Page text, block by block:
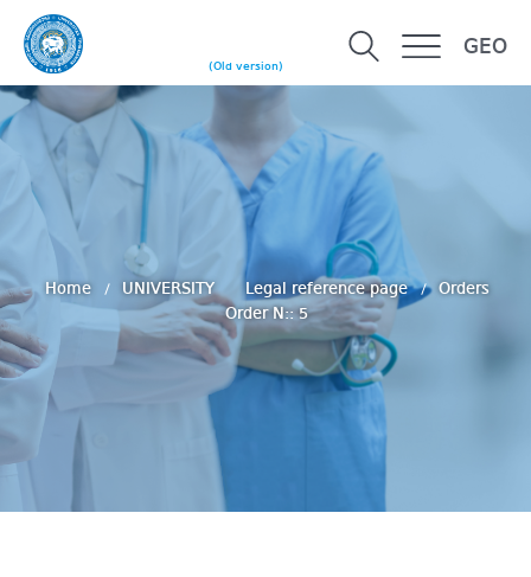
(Old version)
GEO
Home UNIVERSITY Legal reference page
Orders
Order N:: 5